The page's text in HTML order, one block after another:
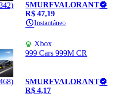
SMURFVALORANT
R$ 47,19
Instantâneo
Xbox
999 Cars 999M CR
SMURFVALORANT
R$ 4,17